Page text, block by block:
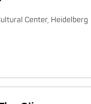
Center, Heidelberg